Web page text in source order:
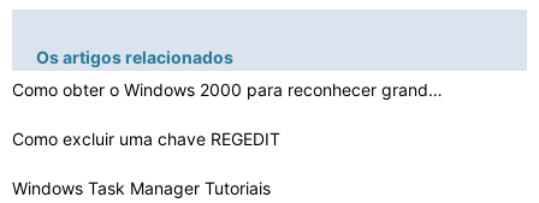
Os artigos relacionados
Como obter o Windows 2000 para reconhecer grande capaci…
Como excluir uma chave REGEDIT
Windows Task Manager Tutoriais